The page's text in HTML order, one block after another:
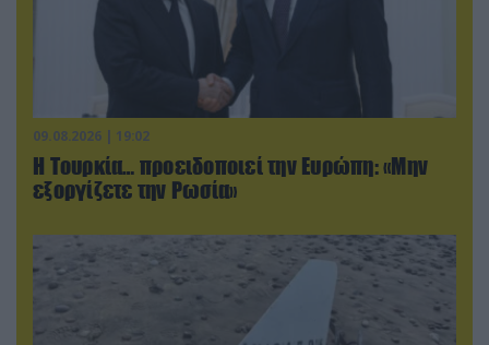
09.08.2026 | 19:02
Η Τουρκία… προειδοποιεί την Ευρώπη: «Μην
εξοργίζετε την Ρωσία»